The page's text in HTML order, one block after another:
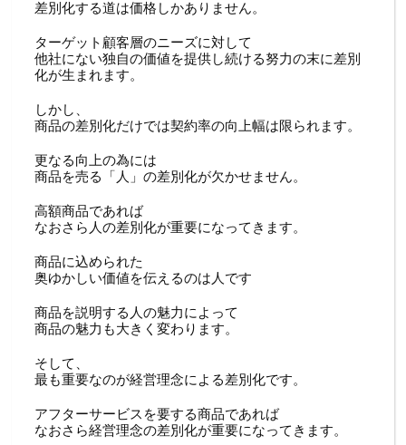
差別化する道は価格しかありません。
ターゲット顧客層のニーズに対して
他社にない独自の価値を提供し続ける努力の末に差別
化が生まれます。
しかし、
商品の差別化だけでは契約率の向上幅は限られます。
更なる向上の為には
商品を売る「人」の差別化が欠かせません。
高額商品であれば
なおさら人の差別化が重要になってきます。
商品に込められた
奥ゆかしい価値を伝えるのは人です
商品を説明する人の魅力によって
商品の魅力も大きく変わります。
そして、
最も重要なのが経営理念による差別化です。
アフターサービスを要する商品であれば
なおさら経営理念の差別化が重要になってきます。